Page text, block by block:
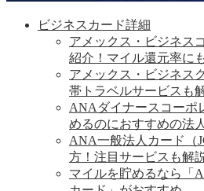
ビジネスカード詳細
アメックス・ビジネス
紹介！マイル還元率に
アメックス・ビジネス
帯トラベルサービスも
ANAダイナースコーポ
めるのにおすすめの法
ANA一般法人カード（
方！注目サービスも解
マイルを貯めるなら「